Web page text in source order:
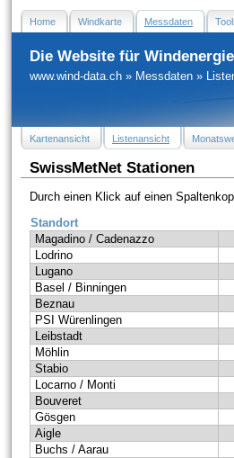
Home Windkarte Messdaten
Die Website für
www.wind-data.ch » Messdaten »
Kartenansicht Listenansicht
SwissMetNet Stationen
Durch einen Klick auf einen
Standort
Magadino / Cadenazzo
Lodrino
Lugano
Basel / Binningen
Beznau
PSI Würenlingen
Leibstadt
Möhlin
Stabio
Locarno / Monti
Bouveret
Gösgen
Aigle
Buchs / Aarau